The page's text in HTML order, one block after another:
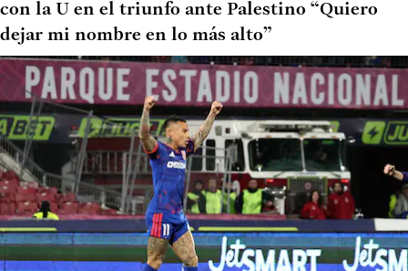
con la U en el triunfo ante Palestino “Quiero
dejar mi nombre en lo más alto”